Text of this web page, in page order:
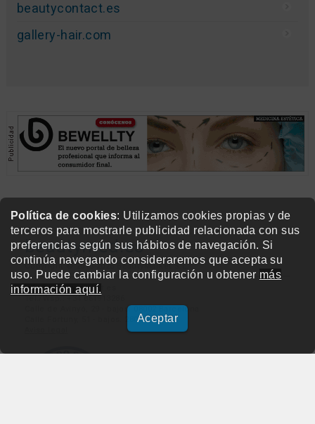
Política de cookies: Utilizamos cookies propias y de
terceros para mostrarle publicidad relacionada con sus
preferencias según sus hábitos de navegación. Si
continúa navegando consideraremos que acepta su
uso. Puede cambiar la configuración u obtener más
información aquí.
Aceptar
beautycontact.es
gallery-hair.com
beautymed.es
Copyright © 2015-2026 BeautyMarket S.L.
info@beautymarket.es
Calle de Avinyó, 29 - bajos. 08002 Barcelona
Calle Fortuny, 51 - bajos. 28010 Madrid